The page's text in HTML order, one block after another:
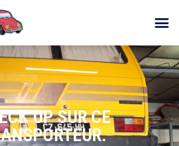
UP SUR CE